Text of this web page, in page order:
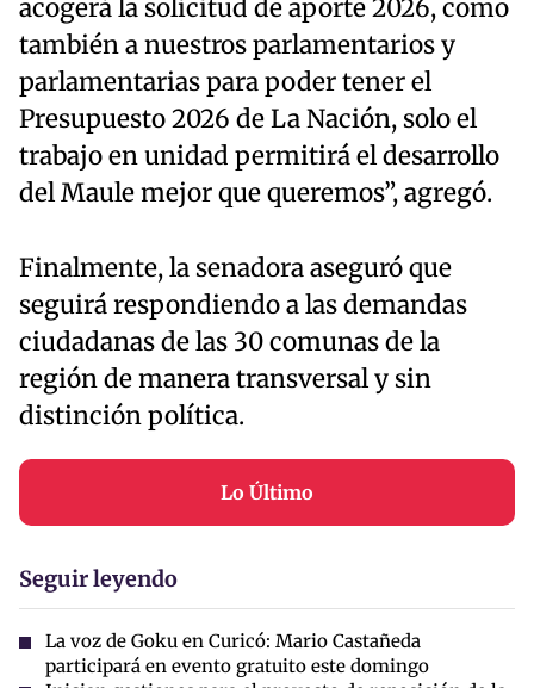
acogerá la solicitud de aporte 2026, como
también a nuestros parlamentarios y
parlamentarias para poder tener el
Presupuesto 2026 de La Nación, solo el
trabajo en unidad permitirá el desarrollo
del Maule mejor que queremos”, agregó.
Finalmente, la senadora aseguró que
seguirá respondiendo a las demandas
ciudadanas de las 30 comunas de la
región de manera transversal y sin
distinción política.
Lo Último
Seguir leyendo
La voz de Goku en Curicó: Mario Castañeda
participará en evento gratuito este domingo